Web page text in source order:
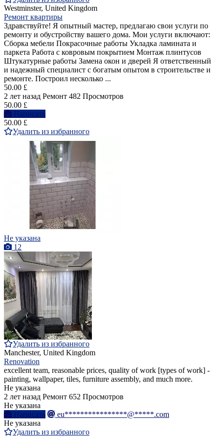
Westminster, United Kingdom
Ремонт квартиры
Здравствуйте! Я опытный мастер, предлагаю свои услуги по
ремонту и обустройству вашего дома. Мои услуги включают:
Сборка мебели Покрасочные работы Укладка ламината и
паркета Работа с ковровым покрытием Монтаж плинтусов
Штукатурные работы Замена окон и дверей Я ответственный
и надежный специалист с богатым опытом в строительстве и
ремонте. Построил несколько ...
50.00 £
2 лет назад Ремонт 482 Просмотров
50.00 £
Написать
50.00 £
Удалить из избранного
Не указана
12
Удалить из избранного
Manchester, United Kingdom
Renovation
excellent team, reasonable prices, quality of work [types of work] -
painting, wallpaper, tiles, furniture assembly, and much more.
Не указана
2 лет назад Ремонт 652 Просмотров
Не указана
Написать
eu****************@*****.com
Не указана
Удалить из избранного